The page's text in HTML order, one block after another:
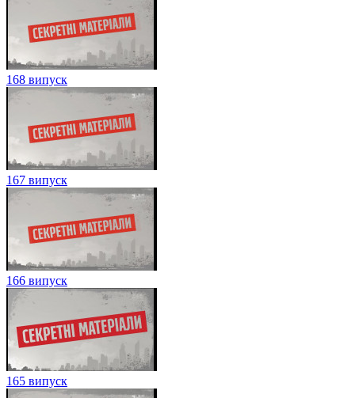
168 випуск
167 випуск
166 випуск
165 випуск